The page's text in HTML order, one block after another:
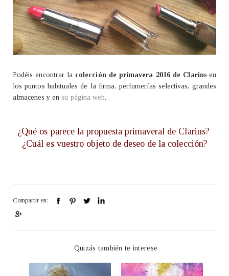
Podéis encontrar la colección de primavera 2016 de Clarinsen
los puntos habituales de la firma, perfumerías selectivas, grandes
almacenes y en su página web.
¿Qué os parece la propuesta primaveral de Clarins?
¿Cuál es vuestro objeto de deseo de la colección?
Compartir en:
Quizás también te interese